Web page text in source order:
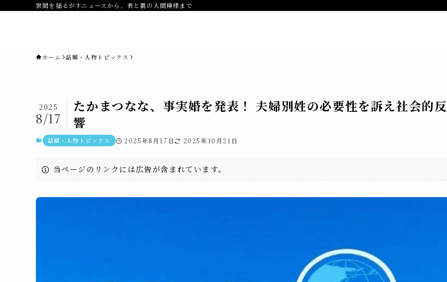
世間を揺るがすニュースから、表と裏の人間模様まで
ホーム 話題・人物トピックス
たかまつなな、事実婚を発表！ 夫婦別姓の必要性を訴え社会的反
響
2025
8/17
話題・人物トピックス 2025年8月17日 2025年10月21日
当ページのリンクには広告が含まれています。